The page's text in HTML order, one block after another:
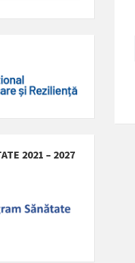
2021 – 2027